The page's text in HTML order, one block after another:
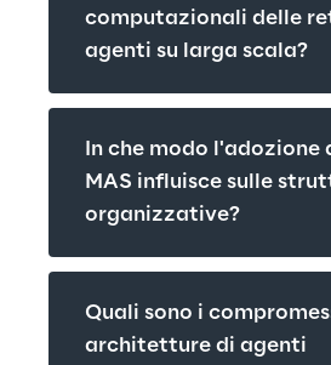
computazionali delle
agenti su larga scala?
In che modo l'adozione
MAS influisce sulle
organizzative?
Quali sono i
architetture di agenti